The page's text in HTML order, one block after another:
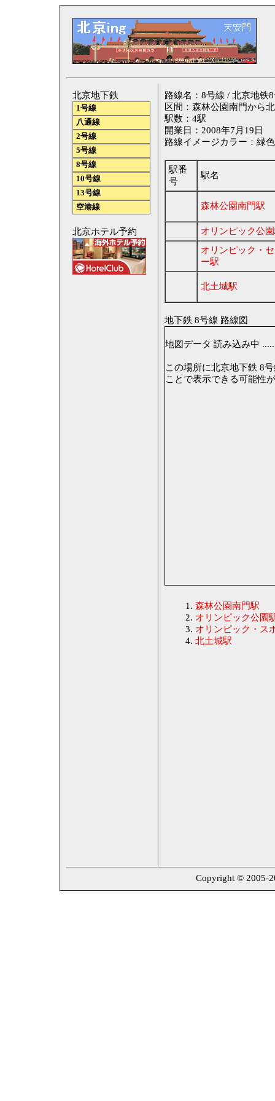
路線名：8号線 / 北京地铁
区間：森林公園南門から
駅数：4駅
開業日：2008年7月19日
路線イメージカラー：緑色
駅番
号
駅名
森林公園南門駅
オリンピック公
オリンピック・
ー駅
北土城駅
地下鉄 8号線 路線図
地図データ 読み込み中
この場所に北京地下鉄 8
ことで表示できる可能性
森林公園南門駅
オリンピック公園
オリンピック・ス
北土城駅
北京地下鉄
1号線
八通線
2号線
5号線
8号線
10号線
13号線
空港線
北京ホテル予約
Copyright © 2005-